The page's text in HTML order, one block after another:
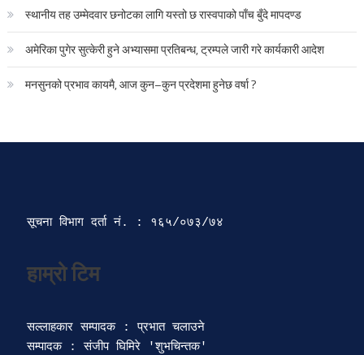
स्थानीय तह उम्मेदवार छनोटका लागि यस्तो छ रास्वपाको पाँच बुँदे मापदण्ड
अमेरिका पुगेर सुत्केरी हुने अभ्यासमा प्रतिबन्ध, ट्रम्पले जारी गरे कार्यकारी आदेश
मनसुनको प्रभाव कायमै, आज कुन–कुन प्रदेशमा हुनेछ वर्षा ?
सूचना विभाग दर्ता‍ नं. : १६५/०७३/७४
हाम्रो टिम
सल्लाहकार सम्पादक : प्रभात चलाउने
सम्पादक : संजीप घिमिरे 'शुभचिन्तक'